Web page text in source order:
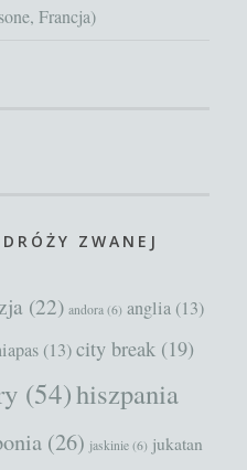
Francja)
ZWANEJ
(22) andora (6) anglia (13)
(13) city break (19)
(54)hiszpania
(26) jaskinie (6) jukatan